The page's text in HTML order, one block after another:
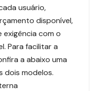
usuário,
disponível,
exigência com o
Para facilitar a
a abaixo uma
dois modelos.